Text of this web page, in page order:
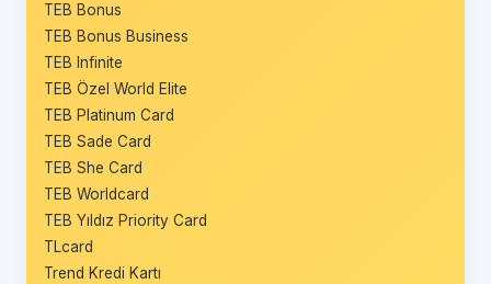
TEB Bonus
TEB Bonus Business
TEB Infinite
TEB Özel World Elite
TEB Platinum Card
TEB Sade Card
TEB She Card
TEB Worldcard
TEB Yıldız Priority Card
TLcard
Trend Kredi Kartı